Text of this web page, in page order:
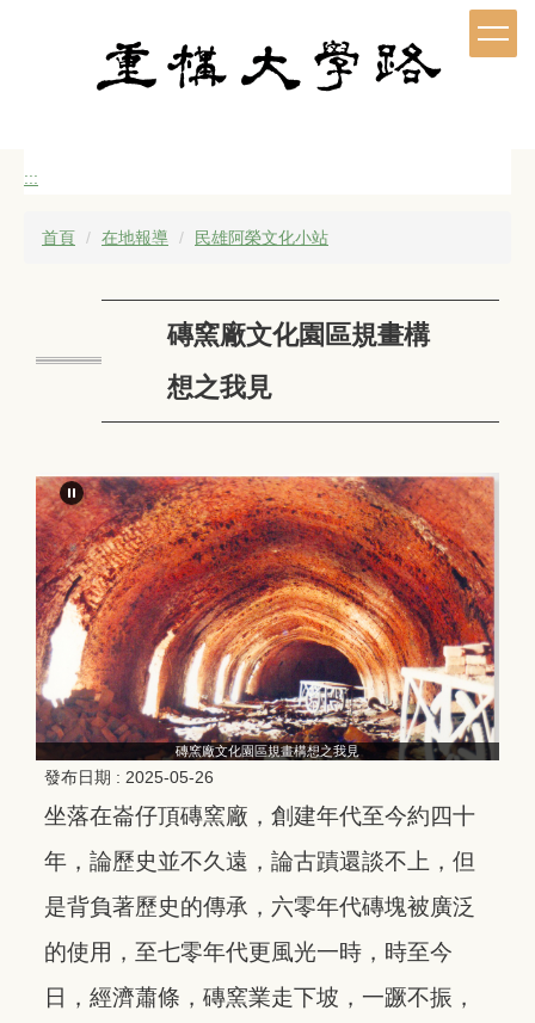
:::
首頁 在地報導 民雄阿榮文化小站
磚窯廠文化園區規畫構
想之我見
磚窯廠文化園區規畫構想之我見
發布日期 : 2025-05-26
坐落在崙仔頂磚窯廠，創建年代至今約四十
年，論歷史並不久遠，論古蹟還談不上，但
是背負著歷史的傳承，六零年代磚塊被廣泛
的使用，至七零年代更風光一時，時至今
日，經濟蕭條，磚窯業走下坡，一蹶不振，